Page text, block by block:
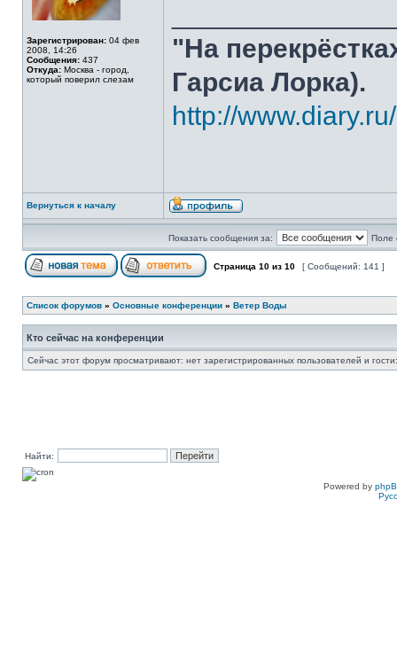
Зарегистрирован: 04 фев
2008, 14:26
Сообщения: 437
Откуда: Москва - город,
который поверил слезам
"На
Гарсиа Лорка).
http://
Вернуться к началу
Показать сообщения за: Поле
Страница 10 из 10 [ Сообщений: 141 ]
Список форумов » Основные конференции » Ветер Воды
Кто сейчас на конференции
Сейчас этот форум просматривают: нет зарегистрированных пользователей и
Найти:
Powered by